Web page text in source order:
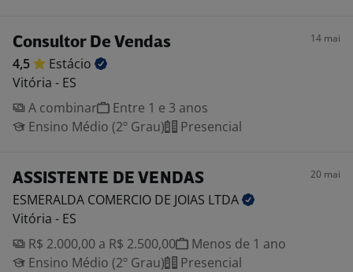
Consultor De Vendas 14 mai
4,5
Estácio
Vitória - ES
A combinar
Entre 1 e 3 anos
Ensino Médio (2º Grau)
Presencial
ASSISTENTE DE VENDAS 20 mai
ESMERALDA COMERCIO DE JOIAS LTDA
Vitória - ES
R$ 2.000,00 a R$ 2.500,00
Menos de 1 ano
Ensino Médio (2º Grau)
Presencial